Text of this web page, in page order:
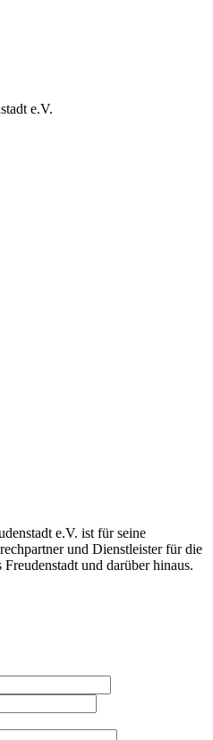
e.V.
e.V. ist für seine
und Dienstleister für die
und darüber hinaus.